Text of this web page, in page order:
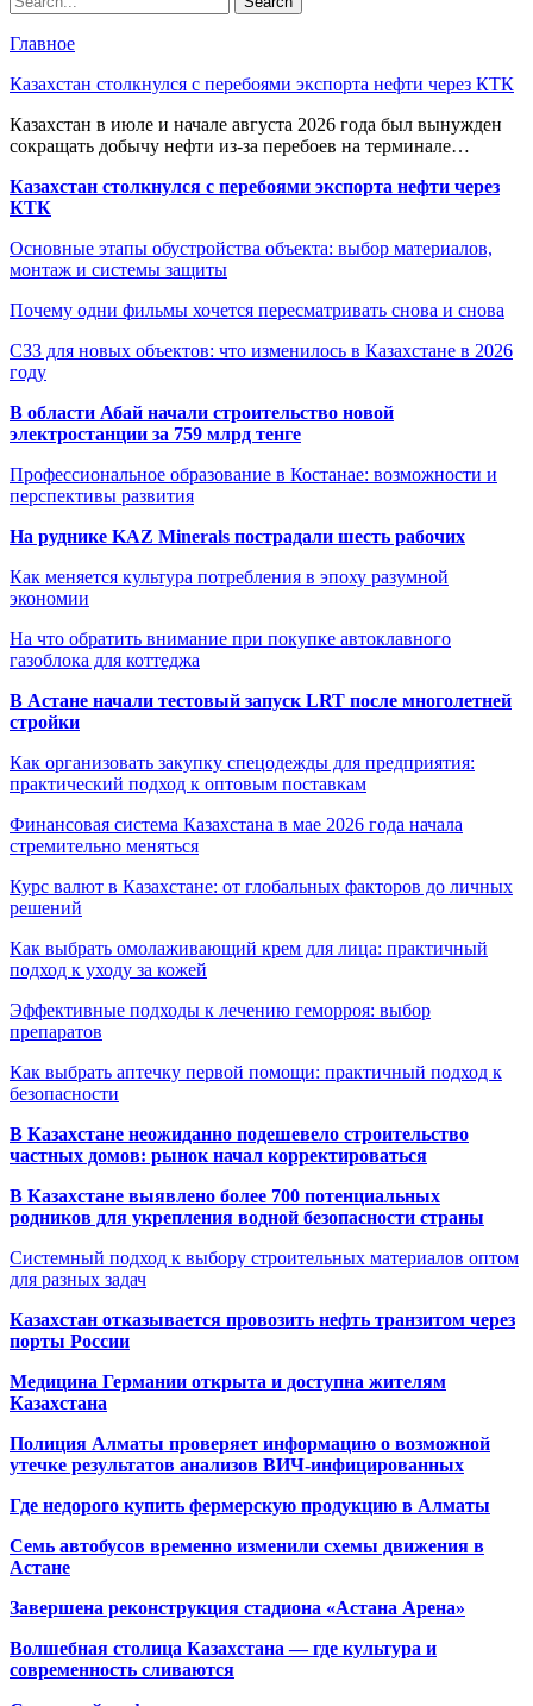
Главное
Казахстан столкнулся с перебоями экспорта нефти через КТК
Казахстан в июле и начале августа 2026 года был вынужден
сокращать добычу нефти из-за перебоев на терминале…
Казахстан столкнулся с перебоями экспорта нефти через
КТК
Основные этапы обустройства объекта: выбор материалов,
монтаж и системы защиты
Почему одни фильмы хочется пересматривать снова и снова
СЗЗ для новых объектов: что изменилось в Казахстане в 2026
году
В области Абай начали строительство новой
электростанции за 759 млрд тенге
Профессиональное образование в Костанае: возможности и
перспективы развития
На руднике KAZ Minerals пострадали шесть рабочих
Как меняется культура потребления в эпоху разумной
экономии
На что обратить внимание при покупке автоклавного
газоблока для коттеджа
В Астане начали тестовый запуск LRT после многолетней
стройки
Как организовать закупку спецодежды для предприятия:
практический подход к оптовым поставкам
Финансовая система Казахстана в мае 2026 года начала
стремительно меняться
Курс валют в Казахстане: от глобальных факторов до личных
решений
Как выбрать омолаживающий крем для лица: практичный
подход к уходу за кожей
Эффективные подходы к лечению геморроя: выбор
препаратов
Как выбрать аптечку первой помощи: практичный подход к
безопасности
В Казахстане неожиданно подешевело строительство
частных домов: рынок начал корректироваться
В Казахстане выявлено более 700 потенциальных
родников для укрепления водной безопасности страны
Системный подход к выбору строительных материалов оптом
для разных задач
Казахстан отказывается провозить нефть транзитом через
порты России
Медицина Германии открыта и доступна жителям
Казахстана
Полиция Алматы проверяет информацию о возможной
утечке результатов анализов ВИЧ-инфицированных
Где недорого купить фермерскую продукцию в Алматы
Семь автобусов временно изменили схемы движения в
Астане
Завершена реконструкция стадиона «Астана Арена»
Волшебная столица Казахстана — где культура и
современность сливаются